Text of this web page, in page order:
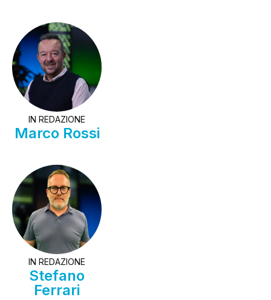
IN REDAZIONE
Marco Rossi
IN REDAZIONE
Stefano
Ferrari